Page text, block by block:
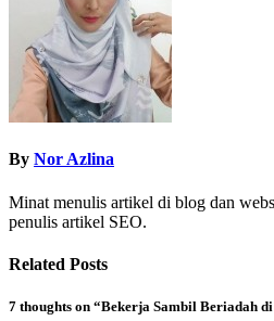
By Nor Azlina
Minat menulis artikel di blog dan
penulis artikel SEO.
Related Posts
7 thoughts on “Bekerja Sambil Beriadah